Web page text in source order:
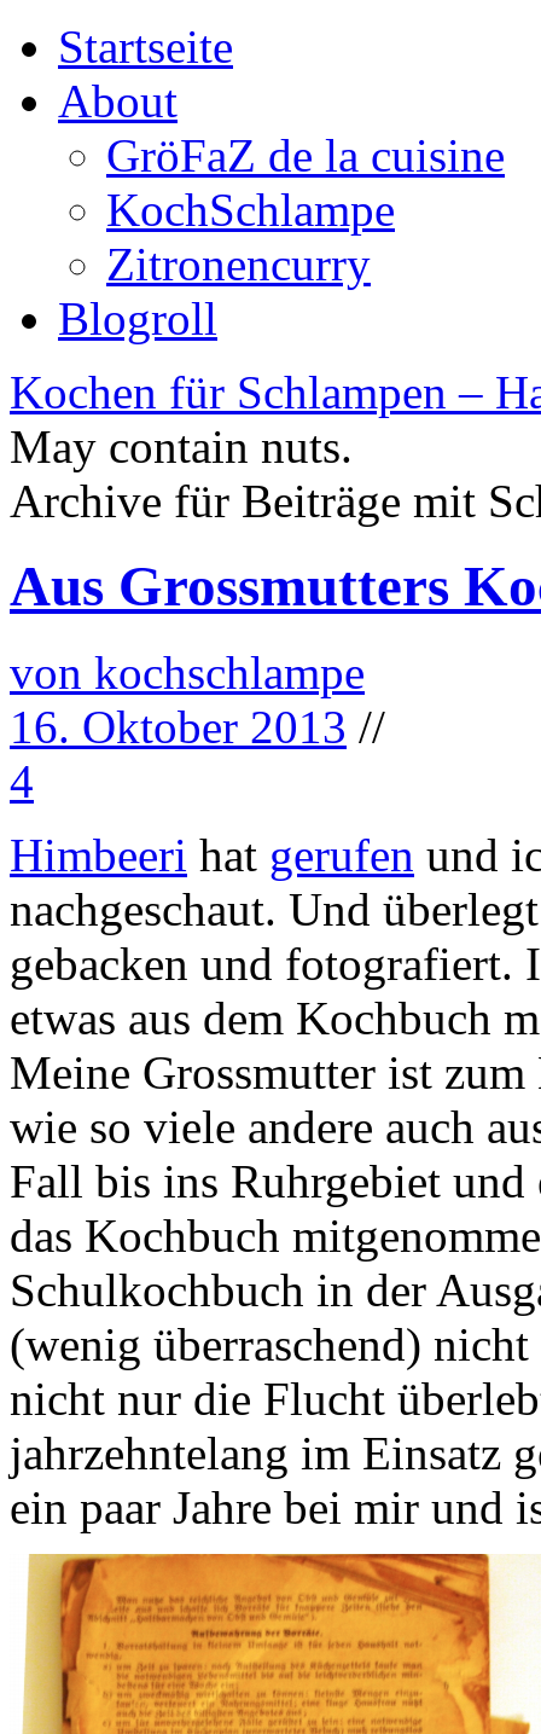
Startseite
About
GröFaZ de la cuisine
KochSchlampe
Zitronencurry
Blogroll
Kochen für Schlampen –
May contain nuts.
Archive für Beiträge mit
Aus Grossmutters
von kochschlampe
16. Oktober 2013 //
4
Himbeeri hat gerufen und
nachgeschaut. Und
gebacken und fotografiert.
etwas aus dem Kochbuch
Meine Grossmutter ist
wie so viele andere auch
Fall bis ins Ruhrgebiet und
das Kochbuch
Schulkochbuch in der
(wenig überraschend)
nicht nur die Flucht
jahrzehntelang im Einsatz
ein paar Jahre bei mir und